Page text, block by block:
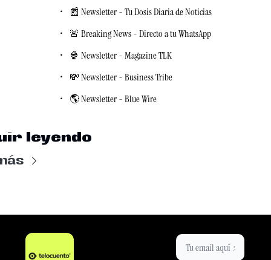
📰 Newsletter - Tu Dosis Diaria de Noticias
🚨 Breaking News - Directo a tu WhatsApp
🍿 Newsletter - Magazine TLK
💸 Newsletter - Business Tribe
🌎 Newsletter - Blue Wire
leyendo